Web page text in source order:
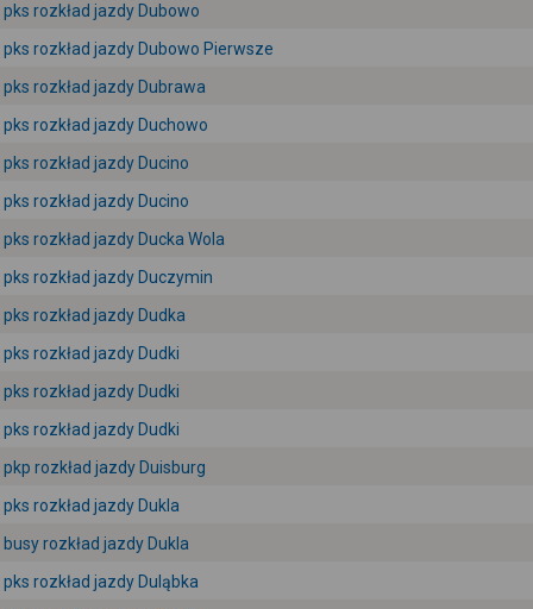
pks rozkład jazdy Dubowo
pks rozkład jazdy Dubowo Pierwsze
pks rozkład jazdy Dubrawa
pks rozkład jazdy Duchowo
pks rozkład jazdy Ducino
pks rozkład jazdy Ducino
pks rozkład jazdy Ducka Wola
pks rozkład jazdy Duczymin
pks rozkład jazdy Dudka
pks rozkład jazdy Dudki
pks rozkład jazdy Dudki
pks rozkład jazdy Dudki
pkp rozkład jazdy Duisburg
pks rozkład jazdy Dukla
busy rozkład jazdy Dukla
pks rozkład jazdy Duląbka